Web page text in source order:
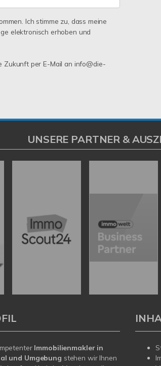
Ich stimme zu, dass meine
elektronisch erhoben und
Zukunft per E-Mail an info@die-
UNSERE PARTNER &
Immobilienmakler in
und Umgebung stehen wir Ihnen